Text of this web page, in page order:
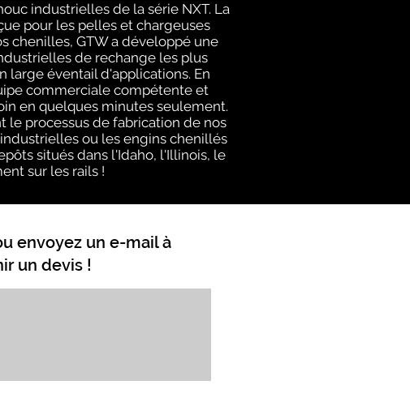
industrielles de la série NXT. La
pour les pelles et chargeuses
chenilles, GTW a développé une
de rechange les plus
large éventail d'applications. En
commerciale compétente et
en quelques minutes seulement.
le processus de fabrication de nos
ou les engins chenillés
situés dans l'Idaho, l'Illinois, le
sur les rails !
envoyez un e-mail à
un devis !